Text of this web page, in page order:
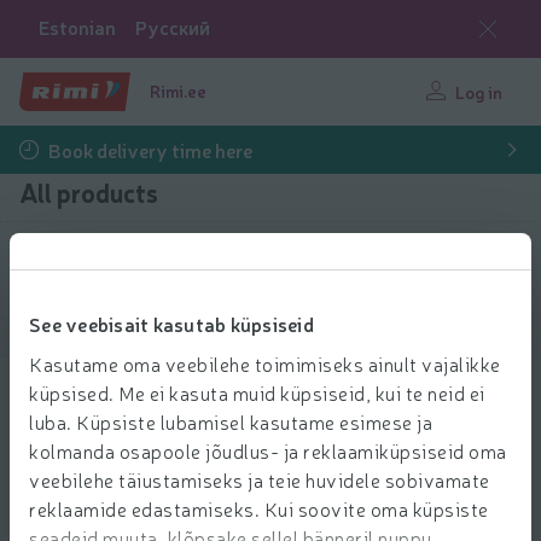
See veebisait kasutab küpsiseid
Kasutame oma veebilehe toimimiseks ainult vajalikke
küpsised. Me ei kasuta muid küpsiseid, kui te neid ei
luba. Küpsiste lubamisel kasutame esimese ja
kolmanda osapoole jõudlus- ja reklaamiküpsiseid oma
veebilehe täiustamiseks ja teie huvidele sobivamate
reklaamide edastamiseks. Kui soovite oma küpsiste
Estonian Русский
Rimi.ee Log in
Book delivery time here
All products
Filter products
Show products
Sprotid õlis Rannaküla 240g
2.99 € per pcs.
299 Price per unit: 12,46 €/kg
12,46 €/kg
Add to cart